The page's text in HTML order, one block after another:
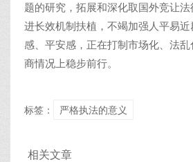
题的研究，拓展和深化取国外竞让
进长效机制扶植，不竭加强人平易
感、平安感，正在打制市场化、法
商情况上稳步前行。
标签： 严格执法的意义
相关文章